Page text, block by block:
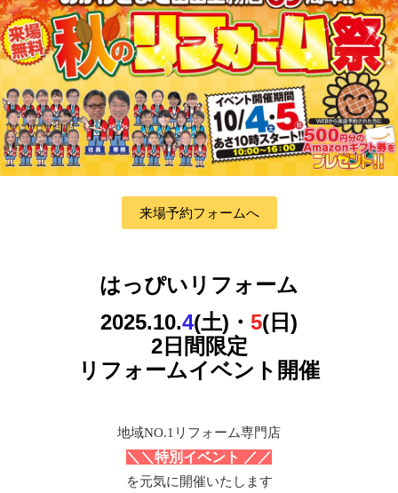
来場予約フォームへ
はっぴいリフォーム
2025.10.4(土)・ 5(日)
2日間限定
リフォームイベント開催
地域NO.1リフォーム専門店
＼＼特別イベント ／／
を元気に開催いたします